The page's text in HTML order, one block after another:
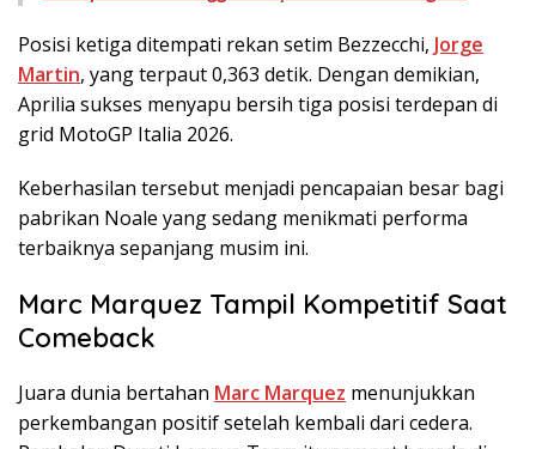
Posisi ketiga ditempati rekan setim Bezzecchi, Jorge
Martin, yang terpaut 0,363 detik. Dengan demikian,
Aprilia sukses menyapu bersih tiga posisi terdepan di
grid MotoGP Italia 2026.
Keberhasilan tersebut menjadi pencapaian besar bagi
pabrikan Noale yang sedang menikmati performa
terbaiknya sepanjang musim ini.
Marc Marquez Tampil Kompetitif Saat
Comeback
Juara dunia bertahan Marc Marquez menunjukkan
perkembangan positif setelah kembali dari cedera.